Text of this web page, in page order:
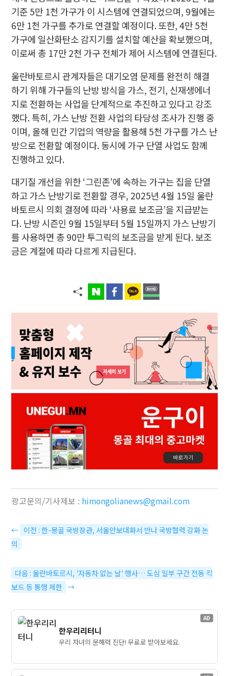
기준 5만 1천 가구가 이 시스템에 연결되었으며, 9월에는
6만 1천 가구를 추가로 연결할 예정이다. 또한, 4만 5천
가구에 일산화탄소 감지기를 설치할 예산을 확보했으며,
이로써 총 17만 2천 가구 전체가 제어 시스템에 연결된다.
울란바토르시 관계자들은 대기오염 문제를 완전히 해결
하기 위해 가구들의 난방 방식을 가스, 전기, 신재생에너
지로 전환하는 사업을 단계적으로 추진하고 있다고 강조
했다. 특히, 가스 난방 전환 사업의 타당성 조사가 진행 중
이며, 올해 민간 기업의 역량을 활용해 5천 가구를 가스 난
방으로 전환할 예정이다. 동시에 가구 단열 사업도 함께
진행하고 있다.
대기질 개선을 위한 ‘그린존’에 속하는 가구는 집을 단열
하고 가스 난방기로 전환할 경우, 2025년 4월 15일 울란
바토르시 의회 결정에 따라 ‘사용료 보조금’을 지급받는
다. 난방 시즌인 9월 15일부터 5월 15일까지 가스 난방기
를 사용하면 총 90만 투그릭의 보조금을 받게 된다. 보조
금은 계절에 따라 다르게 지급된다.
광고문의/기사제보 : himongolianews@gmail.com
← 이전 : 한-몽골 국방장관, 서울안보대화서 만나 국방협력 강화 논
의
다음 : 울란바토르시, '자동차 없는 날' 행사… 도심 일부 구간 전동 킥
보드 등 통행 제한 →
AD
한우리리터니
우리 자녀의 문해력 진단! 무료로 받아보세요.